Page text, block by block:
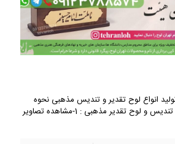
انواع لوح تقدیر و تندیس مذهبی نحوه
سفارش طراحی و ساخت تندیس و لوح تقدیر مذهبی : 1-مشاهده تصاویر